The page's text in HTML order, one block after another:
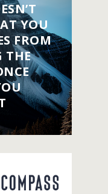
YOU
FROM
THE